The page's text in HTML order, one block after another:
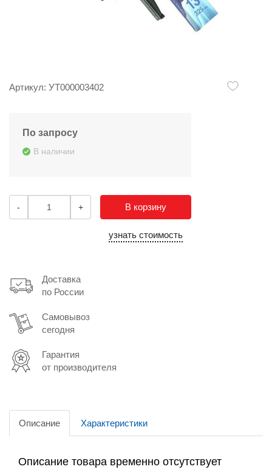
Артикул: УТ000003402
По запросу
В наличии
- + В корзину
узнать стоимость
Доставка
по России
Самовывоз
сегодня
Гарантия
от производителя
Описание Характеристики
Описание товара временно отсутствует